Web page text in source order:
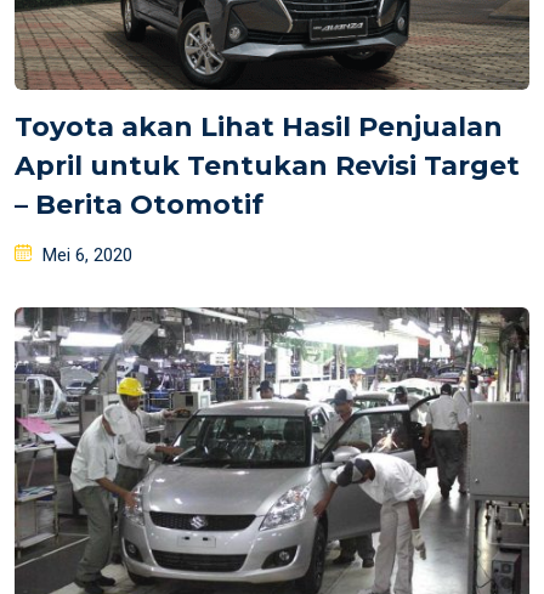
Toyota akan Lihat Hasil Penjualan
April untuk Tentukan Revisi Target
– Berita Otomotif
Posted
Mei 6, 2020